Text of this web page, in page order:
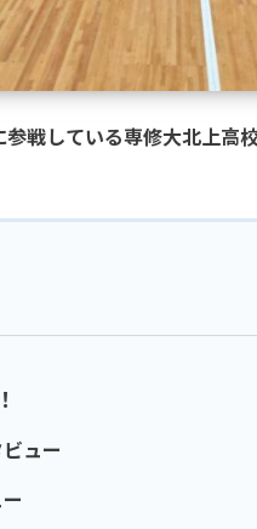
戦している専修大北上高
ュー